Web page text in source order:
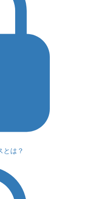
とは？